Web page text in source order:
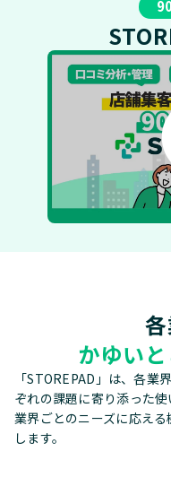
各
かゆい
「STOREPAD」は、各
ぞれの課題に寄り添った使
業界ごとのニーズに応え
します。